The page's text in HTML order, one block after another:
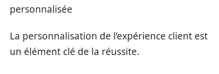
personnalisée
La personnalisation de l’expérience client est
un élément clé de la réussite.